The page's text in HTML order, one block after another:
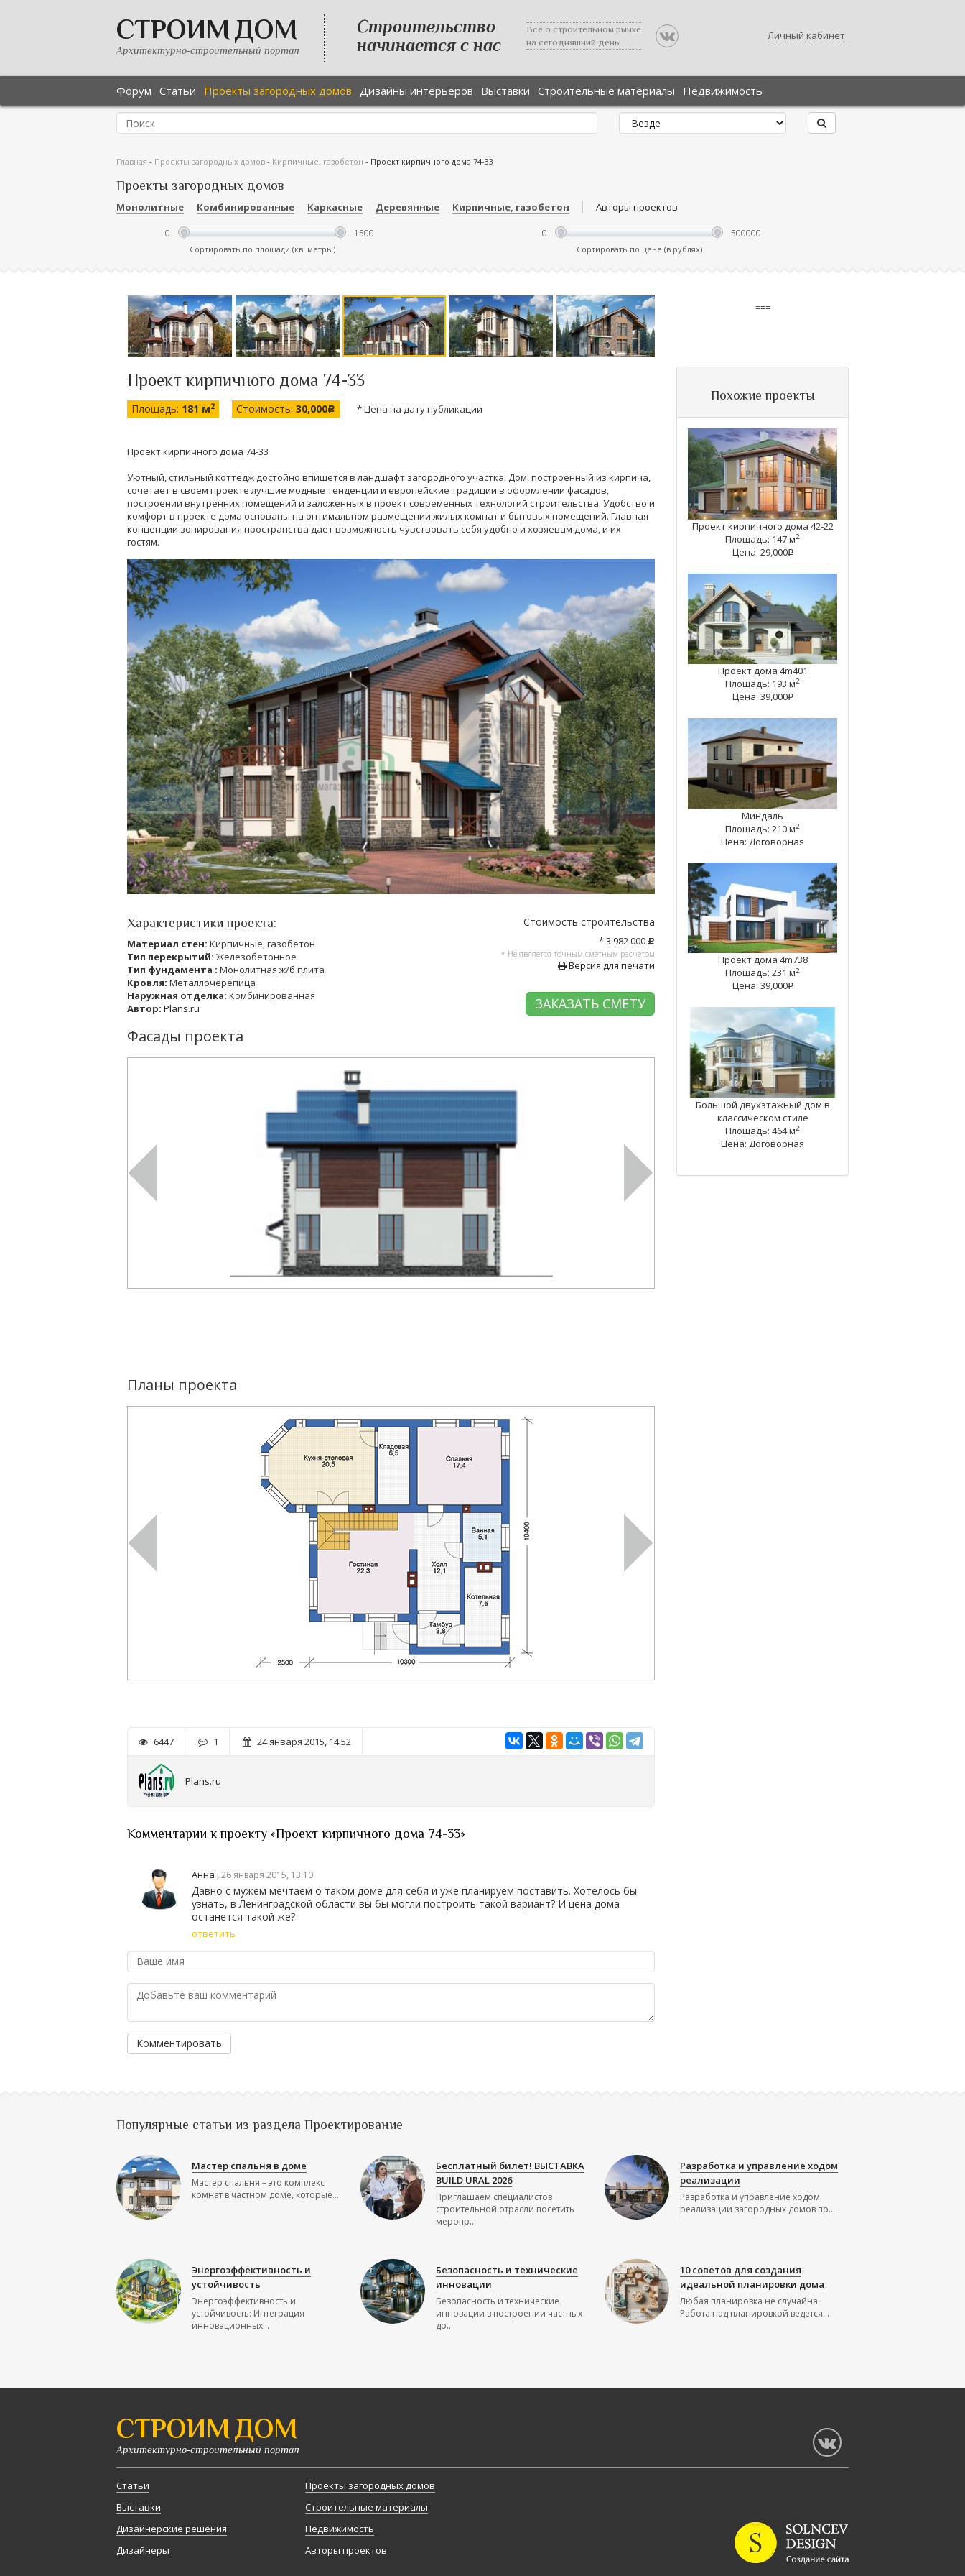
СТРОИМ ДОМ
Архитектурно-строительный портал
Строительство
начинается с нас
Все о строительном рынке
на сегодняшний день
Личный кабинет
Форум Статьи Проекты загородных домов Дизайны интерьеров Выставки Строительные материалы Недвижимость
Главная - Проекты загородных домов - Кирпичные, газобетон - Проект кирпичного дома 74-33
Проекты загородных домов
Монолитные Комбинированные Каркасные Деревянные Кирпичные, газобетон Авторы проектов
Сортировать по площади (кв. метры) Сортировать по цене (в рублях)
Проект кирпичного дома 74-33
Площадь: 181 м2 Стоимость: 30,000c * Цена на дату публикации
Проект кирпичного дома 74-33
Уютный, стильный коттедж достойно впишется в ландшафт загородного участка. Дом, построенный из кирпича,
сочетает в своем проекте лучшие модные тенденции и европейские традиции в оформлении фасадов,
построении внутренних помещений и заложенных в проект современных технологий строительства. Удобство и
комфорт в проекте дома основаны на оптимальном размещении жилых комнат и бытовых помещений. Главная
концепции зонирования пространства дает возможность чувствовать себя удобно и хозяевам дома, и их
гостям.
Характеристики проекта:
Материал стен: Кирпичные, газобетон
Тип перекрытий: Железобетонное
Тип фундамента : Монолитная ж/б плита
Кровля: Металлочерепица
Наружная отделка: Комбинированная
Автор: Plans.ru
Стоимость строительства
* 3 982 000 c
* Не является точным сметным расчетом
Версия для печати
ЗАКАЗАТЬ СМЕТУ
Фасады проекта
Планы проекта
6447 1 24 января 2015, 14:52
Plans.ru
Комментарии к проекту «Проект кирпичного дома 74-33»
Анна ,26 января 2015, 13:10
Давно с мужем мечтаем о таком доме для себя и уже планируем поставить. Хотелось бы
узнать, в Ленинградской области вы бы могли построить такой вариант? И цена дома
останется такой же?
ответить
Комментировать
===
Похожие проекты
Проект кирпичного дома 42-22
Площадь: 147 м2
Цена: 29,000q
Проект дома 4m401
Площадь: 193 м2
Цена: 39,000q
Миндаль
Площадь: 210 м2
Цена: Договорная
Проект дома 4m738
Площадь: 231 м2
Цена: 39,000q
Большой двухэтажный дом в
классическом стиле
Площадь: 464 м2
Цена: Договорная
Популярные статьи из раздела Проектирование
Мастер спальня в доме
Мастер спальня – это комплекс
комнат в частном доме, которые...
Бесплатный билет! ВЫСТАВКА
BUILD URAL 2026
Приглашаем специалистов
строительной отрасли посетить
меропр...
Разработка и управление ходом
реализации
Разработка и управление ходом
реализации загородных домов пр...
Энергоэффективность и
устойчивость
Энергоэффективность и
устойчивость: Интеграция
инновационных...
Безопасность и технические
инновации
Безопасность и технические
инновации в построении частных
до...
10 советов для создания
идеальной планировки дома
Любая планировка не случайна.
Работа над планировкой ведется...
СТРОИМ ДОМ
Архитектурно-строительный портал
Статьи
Выставки
Дизайнерские решения
Дизайнеры
Проекты загородных домов
Строительные материалы
Недвижимость
Авторы проектов